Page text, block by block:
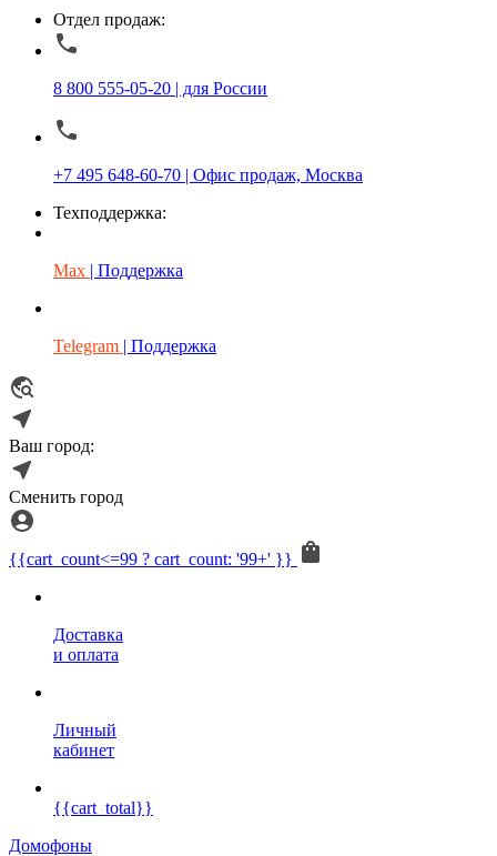
Отдел продаж:
8 800 555-05-20 | для России
+7 495 648-60-70 | Офис продаж, Москва
Техподдержка:
Max | Поддержка
Telegram | Поддержка
Ваш город:
Сменить город
{{cart_count<=99 ? cart_count: '99+' }}
Доставка
и оплата
Личный
кабинет
{{cart_total}}
Домофоны